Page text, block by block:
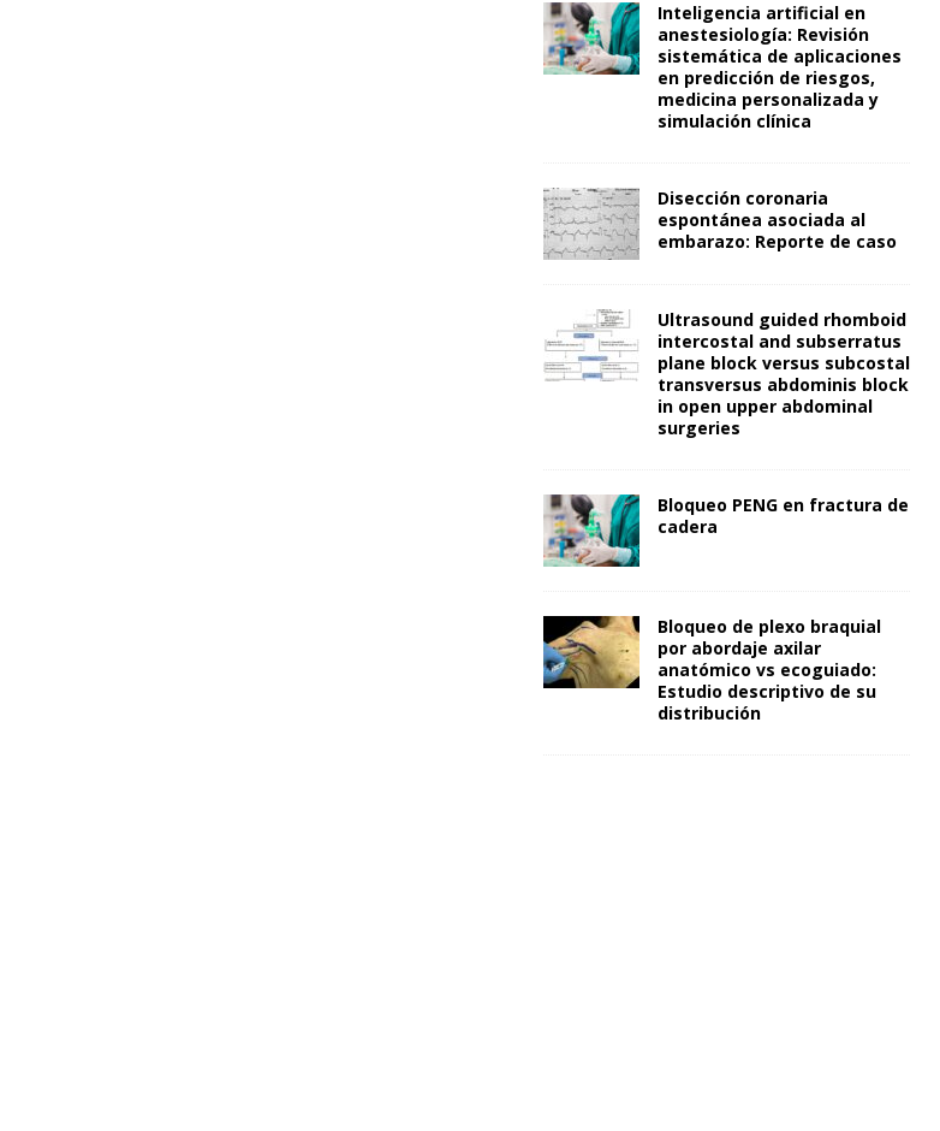
Inteligencia artificial en
anestesiología: Revisión
sistemática de aplicaciones
en predicción de riesgos,
medicina personalizada y
simulación clínica
Disección coronaria
espontánea asociada al
embarazo: Reporte de caso
Ultrasound guided rhomboid
intercostal and subserratus
plane block versus subcostal
transversus abdominis block
in open upper abdominal
surgeries
Bloqueo PENG en fractura de
cadera
Bloqueo de plexo braquial
por abordaje axilar
anatómico vs ecoguiado:
Estudio descriptivo de su
distribución